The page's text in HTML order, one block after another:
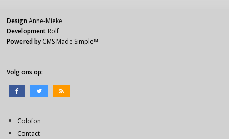
Design Anne-Mieke
Development Rolf
Powered by CMS Made Simple™
Volg ons op:
Colofon
Contact